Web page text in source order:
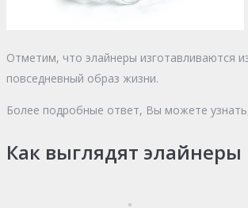
Отметим, что элайнеры изготавливаются
повседневный образ жизни.
Более подробные ответ, Вы можете
Как выглядят